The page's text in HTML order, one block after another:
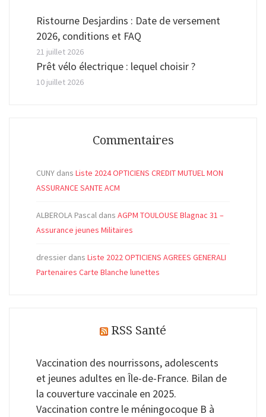
Ristourne Desjardins : Date de versement
2026, conditions et FAQ
21 juillet 2026
Prêt vélo électrique : lequel choisir ?
10 juillet 2026
Commentaires
CUNY dans Liste 2024 OPTICIENS CREDIT MUTUEL MON
ASSURANCE SANTE ACM
ALBEROLA Pascal dans AGPM TOULOUSE Blagnac 31 –
Assurance jeunes Militaires
dressier dans Liste 2022 OPTICIENS AGREES GENERALI
Partenaires Carte Blanche lunettes
RSS Santé
Vaccination des nourrissons, adolescents
et jeunes adultes en Île-de-France. Bilan de
la couverture vaccinale en 2025.
Vaccination contre le méningocoque B à